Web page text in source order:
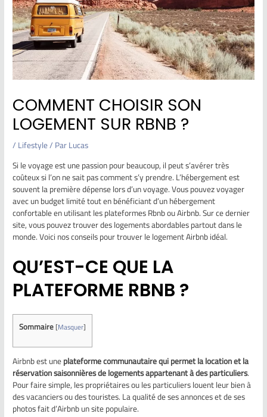
COMMENT CHOISIR SON
LOGEMENT SUR RBNB ?
/Lifestyle/ ParLucas
Si le voyage est une passion pour beaucoup, il peut s’avérer très
coûteux si l’on ne sait pas comment s’y prendre. L’hébergement est
souvent la première dépense lors d’un voyage. Vous pouvez voyager
avec un budget limité tout en bénéficiant d’un hébergement
confortable en utilisant les plateformes Rbnb ou Airbnb. Sur ce dernier
site, vous pouvez trouver des logements abordables partout dans le
monde. Voici nos conseils pour trouver le logement Airbnb idéal.
QU’EST-CE QUE LA
PLATEFORME RBNB ?
Sommaire[Masquer]
Airbnb est uneplateforme communautaire qui permet la location et la
réservation saisonnières de logements appartenant à des particuliers.
Pour faire simple, les propriétaires ou les particuliers louent leur bien à
des vacanciers ou des touristes. La qualité de ses annonces et de ses
photos fait d’Airbnb un site populaire.